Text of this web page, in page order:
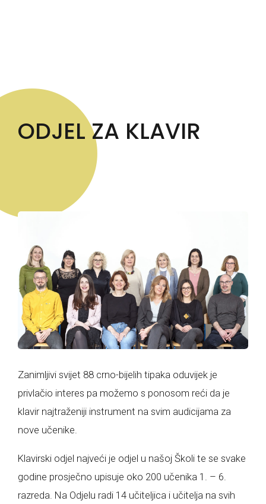
ODJEL ZA KLAVIR
Zanimljivi svijet 88 crno-bijelih tipaka oduvijek je
privlačio interes pa možemo s ponosom reći da je
klavir najtraženiji instrument na svim audicijama za
nove učenike.
Klavirski odjel najveći je odjel u našoj Školi te se svake
godine prosječno upisuje oko 200 učenika 1. – 6.
razreda. Na Odjelu radi 14 učiteljica i učitelja na svih